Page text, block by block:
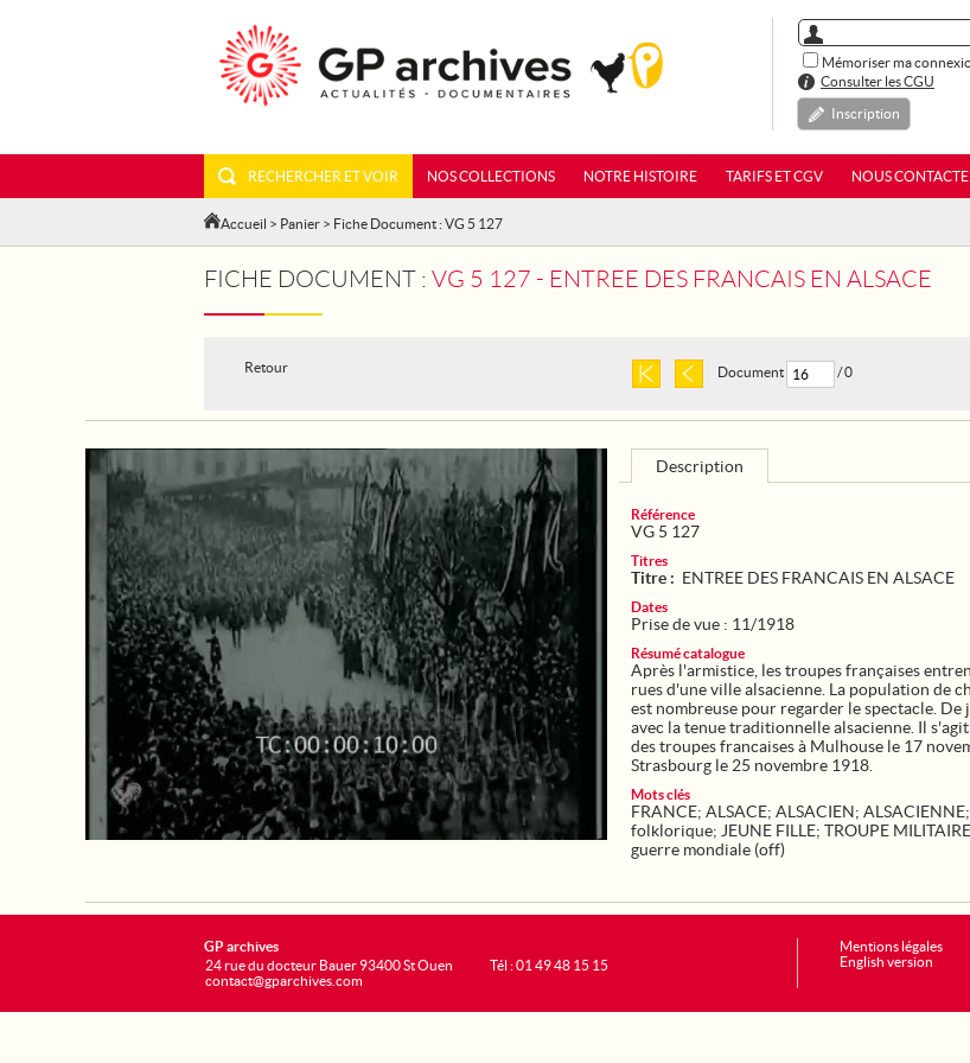
Mémoriser ma
Consulter les CGU
Inscription
RECHERCHER ET VOIR NOS COLLECTIONS NOTRE HISTOIRE TARIFS ET CGV NOUS
Accueil > Panier > Fiche Document : VG 5 127
FICHE DOCUMENT : VG 5 127 - ENTREE DES FRANCAIS EN ALSACE
Retour Document / 0
Description
Référence
VG 5 127
Titres
Titre : ENTREE DES FRANCAIS EN ALSACE
Dates
Prise de vue : 11/1918
Résumé catalogue
Après l'armistice, les troupes françaises
rues d'une ville alsacienne. La population de
est nombreuse pour regarder le spectacle. De
avec la tenue traditionnelle alsacienne. Il
des troupes francaises à Mulhouse le 17
Strasbourg le 25 novembre 1918.
Mots clés
FRANCE; ALSACE; ALSACIEN; ALSACIENNE;
folklorique; JEUNE FILLE; TROUPE MILITAIRE
guerre mondiale (off)
GP archives
24 rue du docteur Bauer 93400 St Ouen
contact@gparchives.com
Tél : 01 49 48 15 15
Mentions légales
English version